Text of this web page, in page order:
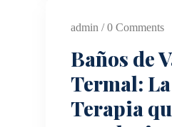
admin / 0 Comments
Baños de
Termal:
Terapia